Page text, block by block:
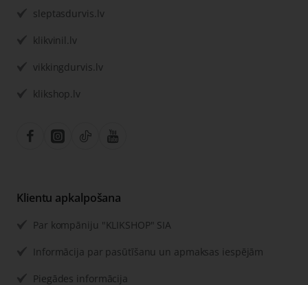
sleptasdurvis.lv
klikvinil.lv
vikkingdurvis.lv
klikshop.lv
Klientu apkalpošana
Par kompāniju "KLIKSHOP" SIA
Informācija par pasūtīšanu un apmaksas iespējām
Piegādes informācija